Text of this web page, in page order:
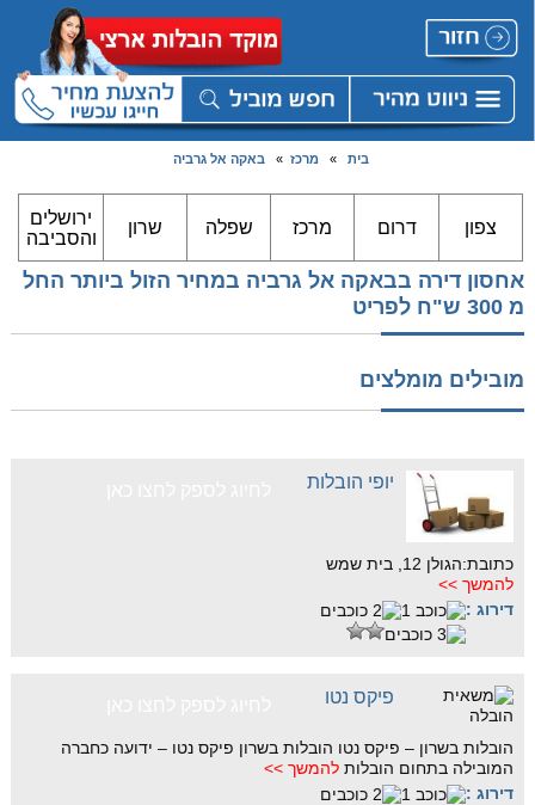
בית » מרכז » באקה אל גרביה
צפון דרום מרכז שפלה שרון
ירושלים
והסביבה
אחסון דירה בבאקה אל גרביה במחיר הזול ביותר החל
מ 300 ש"ח לפריט
מובילים מומלצים
יופי הובלות
כתובת:הגולן 12, בית שמש
להמשך >>
דירוג :
פיקס נטו
הובלות בשרון – פיקס נטו הובלות בשרון פיקס נטו – ידועה כחברה
המובילה בתחום הובלות להמשך >>
דירוג :